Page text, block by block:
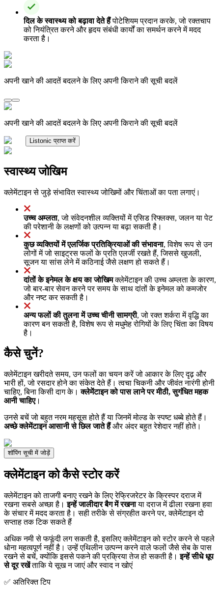
दिल के स्वास्थ्य को बढ़ावा देते हैंपोटेशियम प्रदान करके, जो रक्तचाप
को नियंत्रित करने और हृदय संबंधी कार्यों का समर्थन करने में मदद
करता है।
अपनी खाने की आदतें बदलने के लिए अपनी किराने की सूची बदलें
अपनी खाने की आदतें बदलने के लिए अपनी किराने की सूची बदलें
Listonic प्राप्त करें
स्वास्थ्य जोखिम
क्लेमेंटाइन से जुड़े संभावित स्वास्थ्य जोखिमों और चिंताओं का पता लगाएं।
उच्च अम्लता, जो संवेदनशील व्यक्तियों में एसिड रिफ्लक्स, जलन या पेट
की परेशानी के लक्षणों को उत्पन्न या बढ़ा सकती है।
कुछ व्यक्तियों में एलर्जिक प्रतिक्रियाओं की संभावना, विशेष रूप से उन
लोगों में जो साइट्रस फलों के प्रति एलर्जी रखते हैं, जिससे खुजली,
सूजन या सांस लेने में कठिनाई जैसे लक्षण हो सकते हैं।
दांतों के इनेमल के क्षय का जोखिमक्लेमेंटाइन की उच्च अम्लता के कारण,
जो बार-बार सेवन करने पर समय के साथ दांतों के इनेमल को कमजोर
और नष्ट कर सकती है।
अन्य फलों की तुलना में उच्च चीनी सामग्री, जो रक्त शर्करा में वृद्धि का
कारण बन सकती है, विशेष रूप से मधुमेह रोगियों के लिए चिंता का विषय
है।
कैसे चुनें?
क्लेमेंटाइन खरीदते समय, उन फलों का चयन करें जो आकार के लिए दृढ़ और
भारी हों, जो रसदार होने का संकेत देते हैं। त्वचा चिकनी और जीवंत नारंगी होनी
चाहिए, बिना किसी दाग के।क्लेमेंटाइन को पास लाने पर मीठी, सुगंधित महक
आनी चाहिए।
उनसे बचें जो बहुत नरम महसूस होते हैं या जिनमें मोल्ड के स्पष्ट धब्बे होते हैं।
अच्छे क्लेमेंटाइन आसानी से छिल जाते हैंऔर अंदर बहुत रेशेदार नहीं होते।
शॉपिंग सूची में जोड़ें
क्लेमेंटाइन को कैसे स्टोर करें
क्लेमेंटाइन को ताजगी बनाए रखने के लिए रेफ्रिजरेटर के क्रिस्पर दराज में
रखना सबसे अच्छा है।इन्हें जालीदार बैग में रखनाया दराज में ढीला रखना हवा
के संचार में मदद करता है। सही तरीके से संग्रहीत करने पर, क्लेमेंटाइन दो
सप्ताह तक टिक सकते हैं
अधिक नमी से फफूंदी लग सकती है, इसलिए क्लेमेंटाइन को स्टोर करने से पहले
धोना महत्वपूर्ण नहीं है। उन्हें एथिलीन उत्पन्न करने वाले फलों जैसे सेब के पास
रखने से बचें, क्योंकि इससे पकने की प्रक्रिया तेज हो सकती है।इन्हें सीधे धूप
से दूर रखेंताकि ये सूख न जाएं और स्वाद न खोएं
✅ अतिरिक्त टिप